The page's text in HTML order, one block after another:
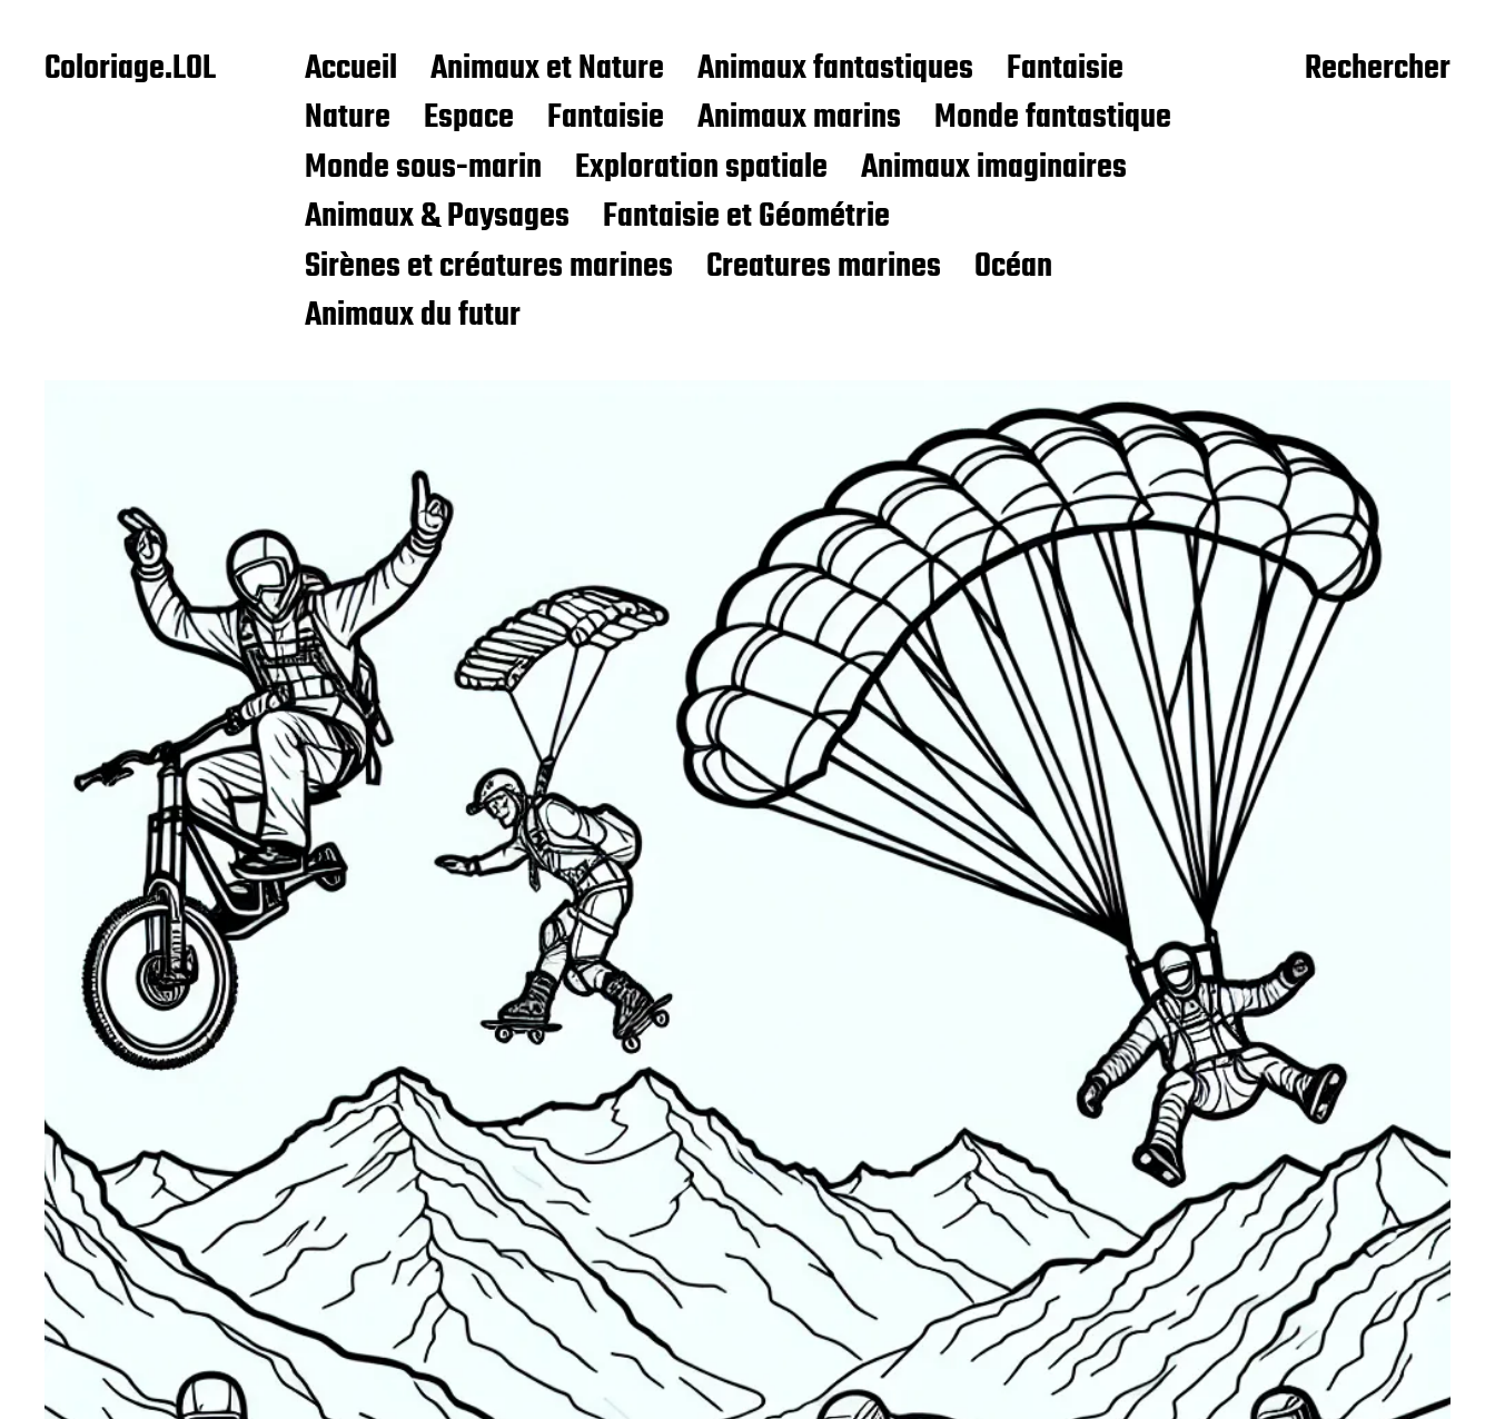
Coloriage.LOL Accueil Animaux et Nature Animaux fantastiques
Fantaisie
Nature
Espace Fantaisie Animaux marins
Monde fantastique
Monde sous-marin
Exploration spatiale
Animaux imaginaires
Animaux & Paysages
Fantaisie et Géométrie
Sirènes et créatures marines
Creatures marines
Océan
Animaux du futur
Rechercher